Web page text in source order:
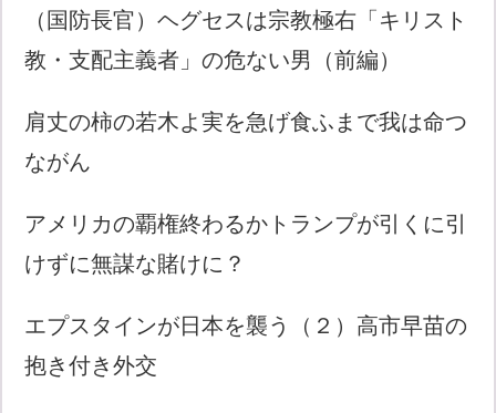
（国防長官）ヘグセスは宗教極右「キリスト
教・支配主義者」の危ない男（前編）
肩丈の柿の若木よ実を急げ食ふまで我は命つ
ながん
アメリカの覇権終わるかトランプが引くに引
けずに無謀な賭けに？
エプスタインが日本を襲う（２）高市早苗の
抱き付き外交